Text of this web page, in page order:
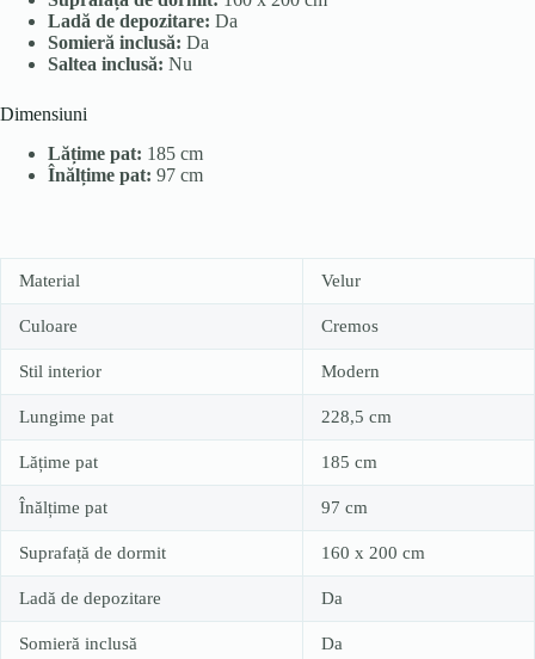
Ladă de depozitare: Da
Somieră inclusă: Da
Saltea inclusă: Nu
Dimensiuni
Lățime pat: 185 cm
Înălțime pat: 97 cm
Material Velur
Culoare Cremos
Stil interior Modern
Lungime pat 228,5 cm
Lățime pat 185 cm
Înălțime pat 97 cm
Suprafață de dormit 160 x 200 cm
Ladă de depozitare Da
Somieră inclusă Da